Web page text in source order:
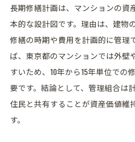
長期修繕計画は、マンションの資
本的な設計図です。理由は、建物
修繕の時期や費用を計画的に管理
ば、東京都のマンションでは外壁
すいため、10年から15年単位での
要です。結論として、管理組合は
住民と共有することが資産価値維
す。